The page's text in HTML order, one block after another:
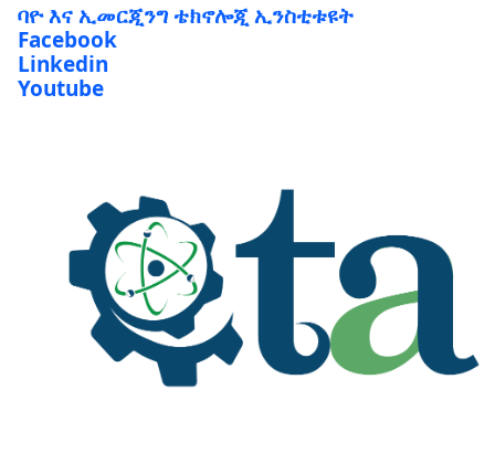
ባዮ እና ኢመርጂንግ ቴክኖሎጂ ኢንስቲቱዩት
Facebook
Linkedin
Youtube